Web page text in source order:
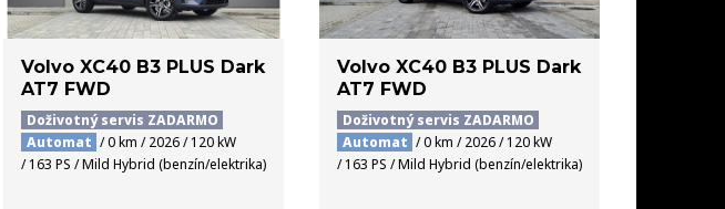
Volvo XC40 B3 PLUS Dark
AT7 FWD
Doživotný servis ZADARMO
Automat / 0 km / 2026 / 120 kW
/ 163 PS / Mild Hybrid (benzín/elektrika)
Volvo XC40 B3 PLUS Dark
AT7 FWD
Doživotný servis ZADARMO
Automat / 0 km / 2026 / 120 kW
/ 163 PS / Mild Hybrid (benzín/elektrika)